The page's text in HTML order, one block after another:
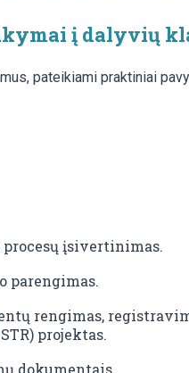
į dalyvių
pateikiami praktiniai
įsivertinimas.
parengimas.
rengimas,
projektas.
dokumentais.